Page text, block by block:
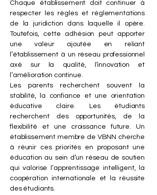
Chaque établissement doit continuer à
respecter les règles et réglementations
de la juridiction dans laquelle il opère.
Toutefois, cette adhésion peut apporter
une valeur ajoutée en reliant
l’établissement à un réseau professionnel
axé sur la qualité, l’innovation et
l’amélioration continue.
Les parents recherchent souvent la
stabilité, la confiance et une orientation
éducative claire. Les étudiants
recherchent des opportunités, de la
flexibilité et une croissance future. Un
établissement membre de VBNN cherche
à réunir ces priorités en proposant une
éducation au sein d’un réseau de soutien
qui valorise l’apprentissage intelligent, la
coopération internationale et la réussite
des étudiants.